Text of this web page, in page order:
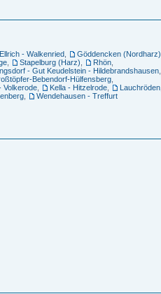
Ellrich - Walkenried Göddencken (Nordharz)
Stapelburg (Harz) Rhön
- Gut Keudelstein - Hildebrandshausen
Bebendorf-Hülfensberg
Volkerode Kella - Hitzelrode Lauchröden
Wendehausen - Treffurt